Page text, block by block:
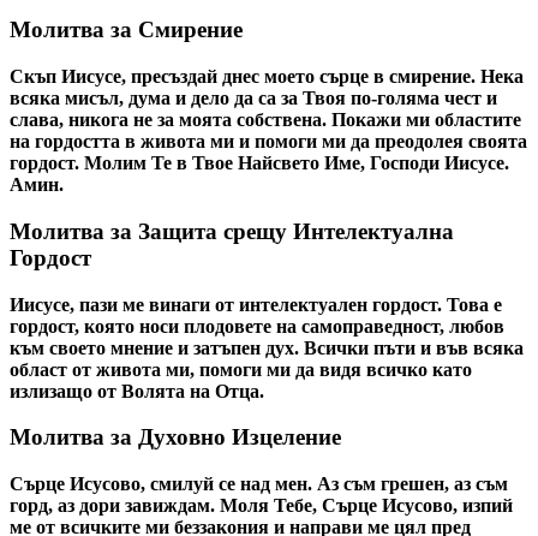
Молитва за Смирение
Скъп Иисусе, пресъздай днес моето сърце в смирение. Нека
всяка мисъл, дума и дело да са за Твоя по-голяма чест и
слава, никога не за моята собствена. Покажи ми областите
на гордостта в живота ми и помоги ми да преодолея своята
гордост. Молим Те в Твое Найсвето Име, Господи Иисусе.
Амин.
Молитва за Защита срещу Интелектуална
Гордост
Иисусе, пази ме винаги от интелектуален гордост. Това е
гордост, която носи плодовете на самоправедност, любов
към своето мнение и затъпен дух. Всички пъти и във всяка
област от живота ми, помоги ми да видя всичко като
излизащо от Волята на Отца.
Молитва за Духовно Изцеление
Сърце Исусово, смилуй се над мен. Аз съм грешен, аз съм
горд, аз дори завиждам. Моля Тебе, Сърце Исусово, изпий
ме от всичките ми беззакония и направи ме цял пред